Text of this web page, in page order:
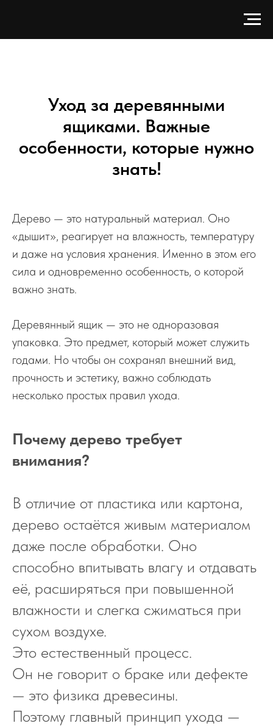
Уход за деревянными
ящиками. Важные
особенности, которые нужно
знать!
Дерево — это натуральный материал. Оно
«дышит», реагирует на влажность, температуру
и даже на условия хранения. Именно в этом его
сила и одновременно особенность, о которой
важно знать.
Деревянный ящик — это не одноразовая
упаковка. Это предмет, который может служить
годами. Но чтобы он сохранял внешний вид,
прочность и эстетику, важно соблюдать
несколько простых правил ухода.
Почему дерево требует
внимания?
В отличие от пластика или картона,
дерево остаётся живым материалом
даже после обработки. Оно
способно впитывать влагу и отдавать
её, расширяться при повышенной
влажности и слегка сжиматься при
сухом воздухе.
Это естественный процесс.
Он не говорит о браке или дефекте
— это физика древесины.
Поэтому главный принцип ухода —